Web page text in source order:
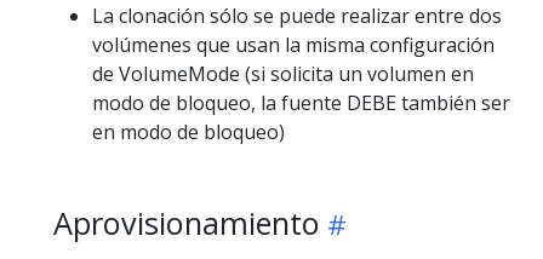
La clonación sólo se puede realizar entre dos
volúmenes que usan la misma configuración
de VolumeMode (si solicita un volumen en
modo de bloqueo, la fuente DEBE también ser
en modo de bloqueo)
Aprovisionamiento